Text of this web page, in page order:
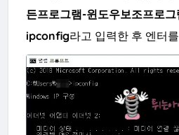
든프로그램-윈도우보조프로
ipconfig라고 입력한 후 엔터